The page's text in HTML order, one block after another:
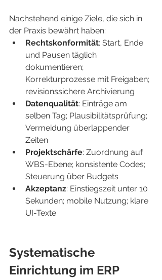
Nachstehend einige Ziele, die sich in
der Praxis bewährt haben:
Rechtskonformität: Start, Ende
und Pausen täglich
dokumentieren;
Korrekturprozesse mit Freigaben;
revisionssichere Archivierung
Datenqualität: Einträge am
selben Tag; Plausibilitätsprüfung;
Vermeidung überlappender
Zeiten
Projektschärfe: Zuordnung auf
WBS-Ebene; konsistente Codes;
Steuerung über Budgets
Akzeptanz: Einstiegszeit unter 10
Sekunden; mobile Nutzung; klare
UI-Texte
Systematische
Einrichtung im ERP